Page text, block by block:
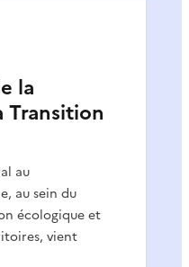
la
Transition
au
au sein du
écologique et
vient